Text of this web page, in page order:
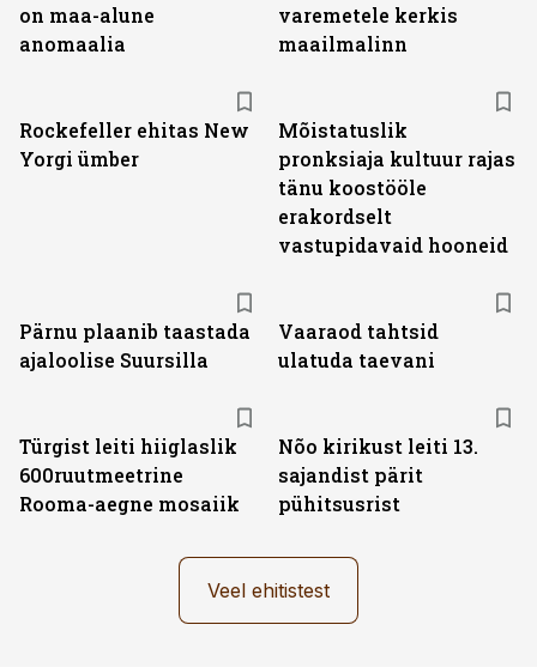
on maa-alune
anomaalia
varemetele kerkis
maailmalinn
Rockefeller ehitas New
Yorgi ümber
Mõistatuslik
pronksiaja kultuur rajas
tänu koostööle
erakordselt
vastupidavaid hooneid
Pärnu plaanib taastada
ajaloolise Suursilla
Vaaraod tahtsid
ulatuda taevani
Türgist leiti hiiglaslik
600ruutmeetrine
Rooma-aegne mosaiik
Nõo kirikust leiti 13.
sajandist pärit
pühitsusrist
Veel ehitistest